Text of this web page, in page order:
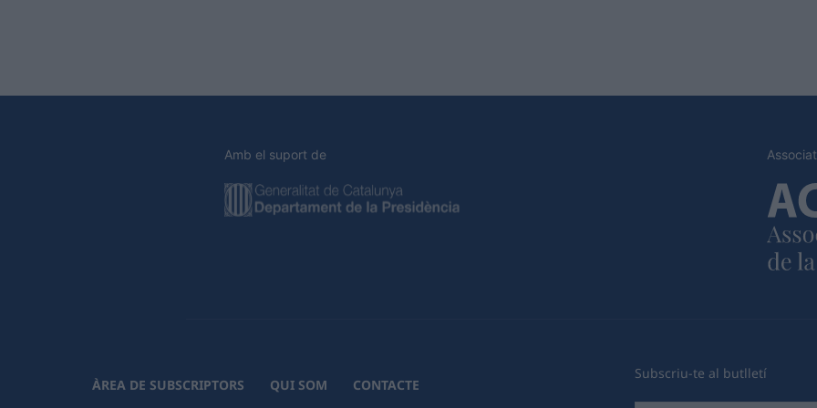
Amb el suport de
ÀREA DE SUBSCRIPTORS QUI SOM CONTACTE
Subscriu-te al butlletí